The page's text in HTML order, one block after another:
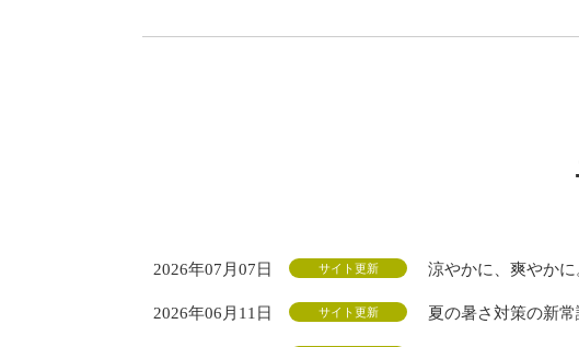
2026年07月07日 サイト更新 涼やかに、爽やか
2026年06月11日 サイト更新 夏の暑さ対策の新